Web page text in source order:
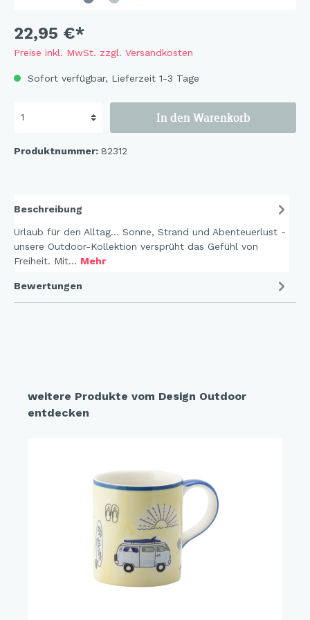
22,95 €*
Preise inkl. MwSt. zzgl. Versandkosten
Sofort verfügbar, Lieferzeit 1-3 Tage
In den Warenkorb
Produktnummer: 82312
Beschreibung
Urlaub für den Alltag... Sonne, Strand und Abenteuerlust -
unsere Outdoor-Kollektion versprüht das Gefühl von
Freiheit. Mit… Mehr
Bewertungen
weitere Produkte vom Design Outdoor
entdecken